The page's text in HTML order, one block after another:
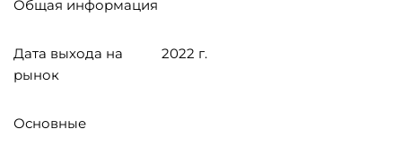
Общая информация
Дата выхода на
рынок
2022 г.
Основные